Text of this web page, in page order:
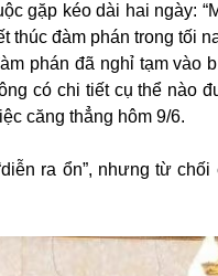
gặp kéo dài hai ngày:
thúc đàm phán trong tối
phán đã nghỉ tạm vào
có chi tiết cụ thể nào
căng thẳng hôm 9/6.
ra ổn”, nhưng từ chối